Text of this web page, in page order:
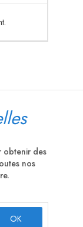
obtenir des
nos